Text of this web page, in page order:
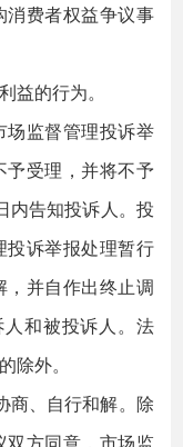
消费者权益争议事
的行为。
监督管理投诉举
受理，并将不予
内告知投诉人。投
投诉举报处理暂行
并自作出终止调
和被投诉人。法
除外。
、自行和解。除